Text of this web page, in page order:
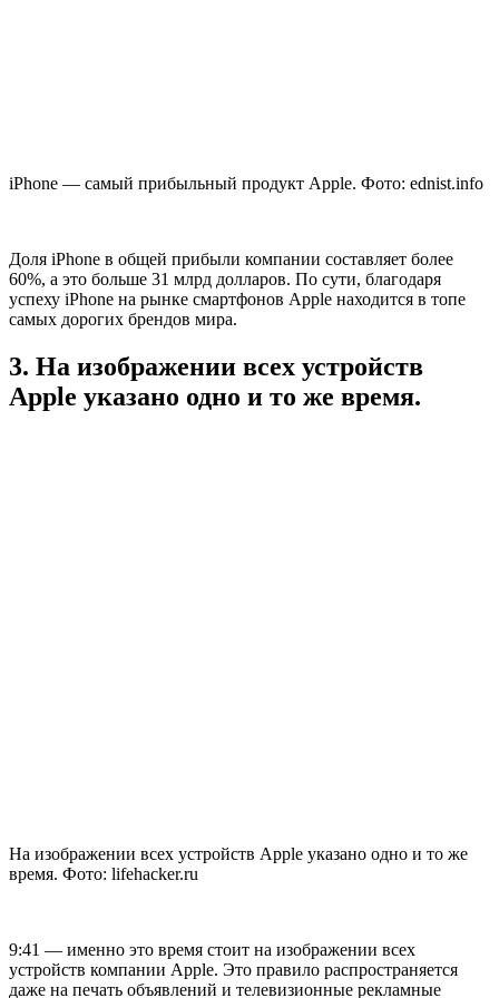
iPhone — самый прибыльный продукт Apple. Фото: ednist.info
Доля iPhone в общей прибыли компании составляет более
60%, а это больше 31 млрд долларов. По сути, благодаря
успеху iPhone на рынке смартфонов Apple находится в топе
самых дорогих брендов мира.
3. На изображении всех устройств
Apple указано одно и то же время.
На изображении всех устройств Apple указано одно и то же
время. Фото: lifehacker.ru
9:41 — именно это время стоит на изображении всех
устройств компании Apple. Это правило распространяется
даже на печать объявлений и телевизионные рекламные